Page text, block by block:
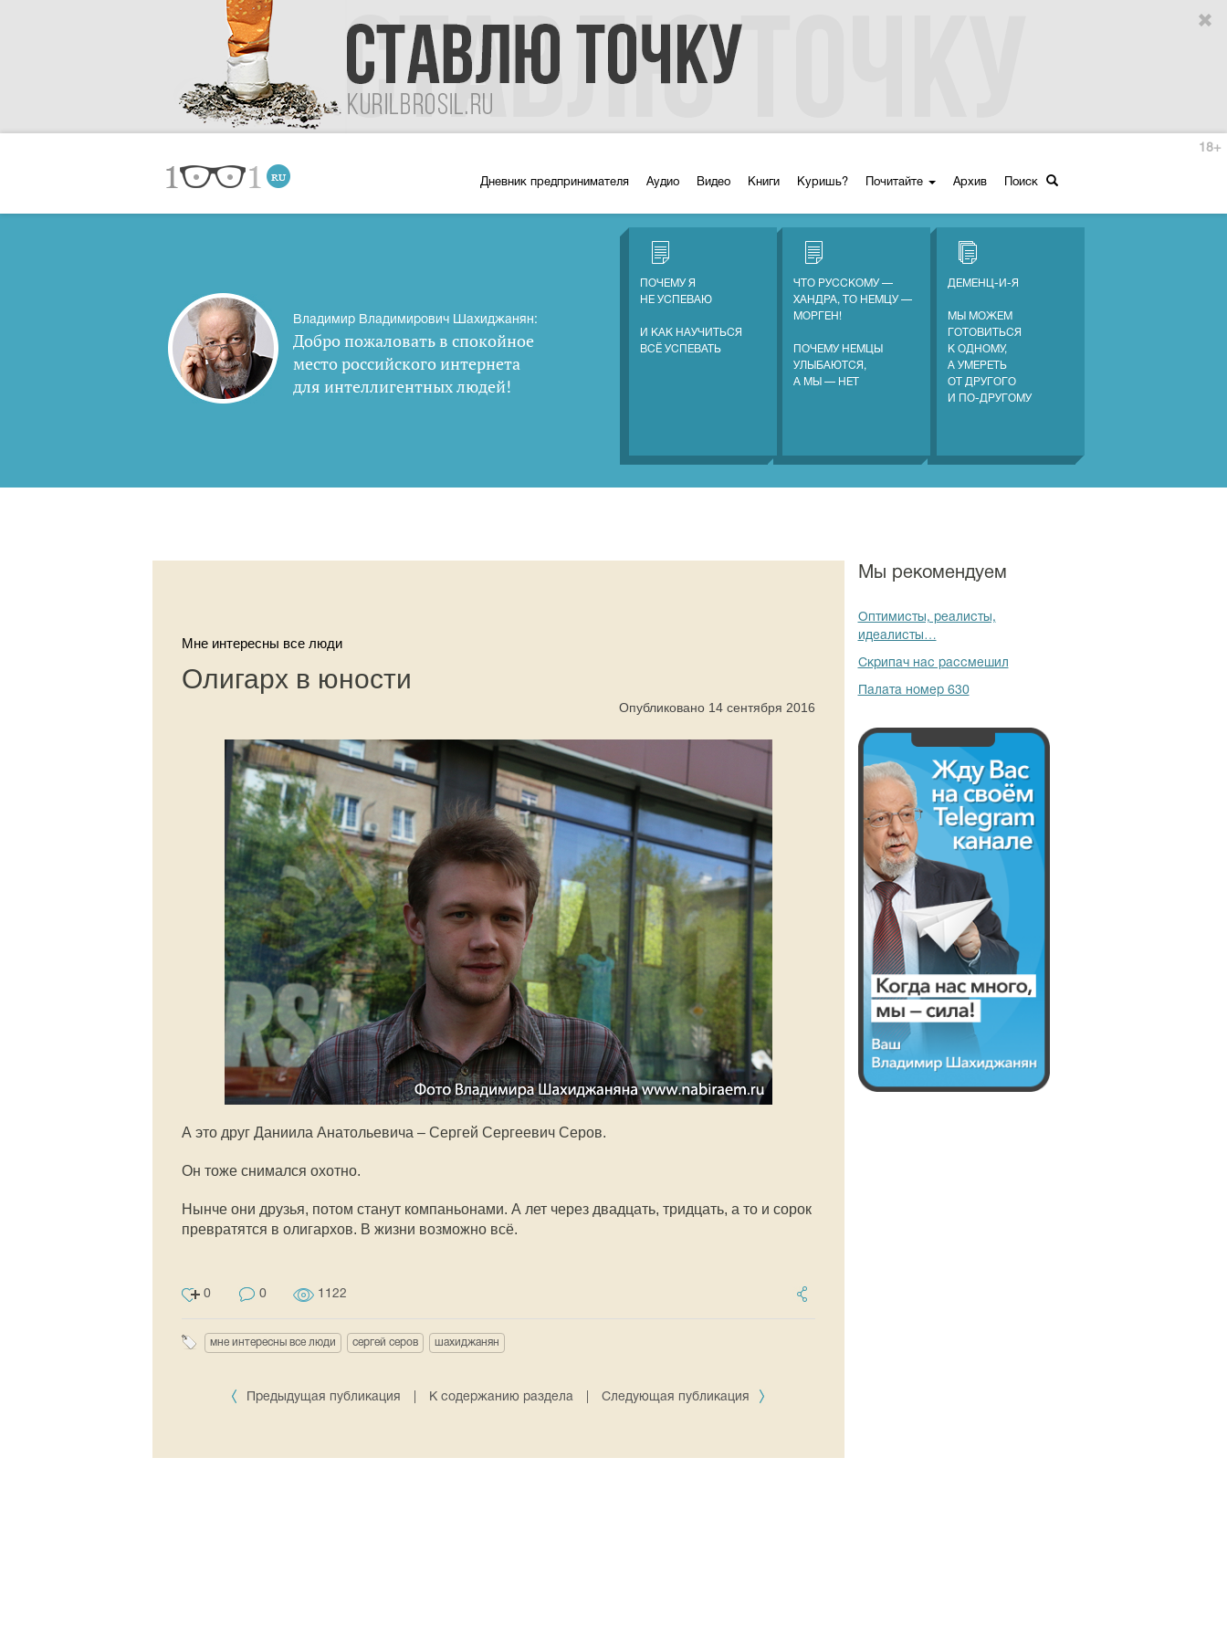
Дневник предпринимателя Аудио Видео Книги Куришь? Почитайте Архив Поиск
18+
Владимир Владимирович Шахиджанян:
Добро пожаловать в спокойное
место российского интернета
для интеллигентных людей!
ПОЧЕМУ Я
НЕ УСПЕВАЮ
И КАК НАУЧИТЬСЯ
ВСЁ УСПЕВАТЬ
ЧТО РУССКОМУ —
ХАНДРА, ТО НЕМЦУ —
МОРГЕН!
ПОЧЕМУ НЕМЦЫ
УЛЫБАЮТСЯ,
А МЫ — НЕТ
ДЕМЕНЦ-И-Я
МЫ МОЖЕМ
ГОТОВИТЬСЯ
К ОДНОМУ,
А УМЕРЕТЬ
ОТ ДРУГОГО
И ПО-ДРУГОМУ
Мне интересны все люди
Олигарх в юности
Опубликовано 14 сентября 2016
А это друг Даниила Анатольевича – Сергей Сергеевич Серов.
Он тоже снимался охотно.
Нынче они друзья, потом станут компаньонами. А лет через двадцать, тридцать, а то и сорок
превратятся в олигархов. В жизни возможно всё.
0 0 1122
мне интересны все люди сергей серов шахиджанян
Предыдущая публикация К содержанию раздела Следующая публикация
Мы рекомендуем
Оптимисты, реалисты,
идеалисты…
Скрипач нас рассмешил
Палата номер 630